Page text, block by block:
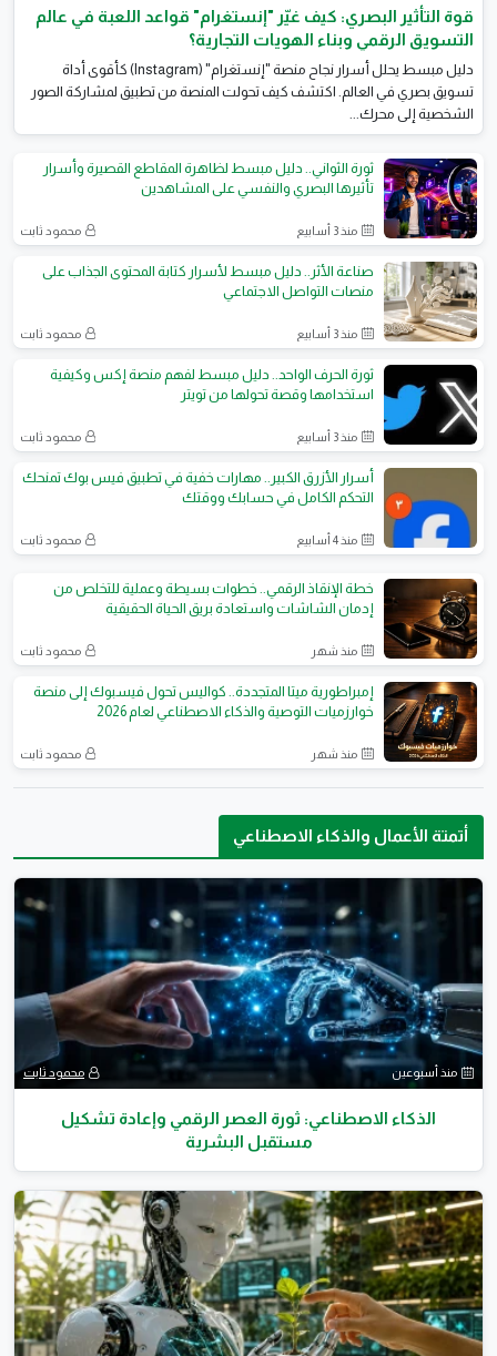
قوة التأثير البصري: كيف غيّر "إنستغرام" قواعد اللعبة في عالم
التسويق الرقمي وبناء الهويات التجارية؟
​دليل مبسط يحلل أسرار نجاح منصة "إنستغرام" (Instagram) كأقوى أداة
تسويق بصري في العالم. اكتشف كيف تحولت المنصة من تطبيق لمشاركة الصور
الشخصية إلى محرك...
ثورة الثواني.. دليل مبسط لظاهرة المقاطع القصيرة وأسرار
تأثيرها البصري والنفسي على المشاهدين
منذ 3 أسابيع محمود ثابت
صناعة الأثر.. دليل مبسط لأسرار كتابة المحتوى الجذاب على
منصات التواصل الاجتماعي
منذ 3 أسابيع محمود ثابت
ثورة الحرف الواحد.. دليل مبسط لفهم منصة إكس وكيفية
استخدامها وقصة تحولها من تويتر
منذ 3 أسابيع محمود ثابت
أسرار الأزرق الكبير.. مهارات خفية في تطبيق فيس بوك تمنحك
التحكم الكامل في حسابك ووقتك
منذ 4 أسابيع محمود ثابت
خطة الإنقاذ الرقمي.. خطوات بسيطة وعملية للتخلص من
إدمان الشاشات واستعادة بريق الحياة الحقيقية
منذ شهر محمود ثابت
إمبراطورية ميتا المتجددة.. كواليس تحول فيسبوك إلى منصة
خوارزميات التوصية والذكاء الاصطناعي لعام 2026
منذ شهر محمود ثابت
أتمتة الأعمال والذكاء الاصطناعي
منذ أسبوعين محمود ثابت
الذكاء الاصطناعي: ثورة العصر الرقمي وإعادة تشكيل
مستقبل البشرية